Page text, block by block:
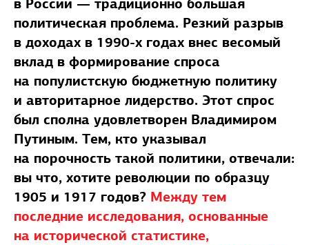
политическая проблема. Резкий разрыв
в доходах в 1990-х годах внес весомый
вклад в формирование спроса
на популистскую бюджетную политику
и авторитарное лидерство. Этот спрос
был сполна удовлетворен Владимиром
Путиным. Тем, кто указывал
на порочность такой политики, отвечали:
вы что, хотите революции по образцу
1905 и 1917 годов? Между тем
последние исследования, основанные
на исторической статистике,